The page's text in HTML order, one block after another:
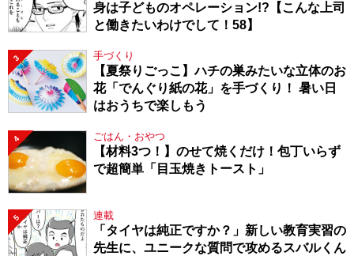
身は子どものオペレーション!?【こんな上司
と働きたいわけでして！58】
3 手づくり
【夏祭りごっこ】ハチの巣みたいな立体のお
花「でんぐり紙の花」を手づくり！ 暑い日
はおうちで楽しもう
4 ごはん・おやつ
【材料3つ！】のせて焼くだけ！包丁いらず
で超簡単「目玉焼きトースト」
5 連載
「タイヤは純正ですか？」新しい教育実習の
先生に、ユニークな質問で攻めるスバルくん